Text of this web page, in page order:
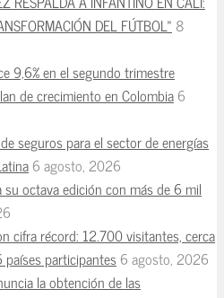
DEL FÚTBOL» 8
9,6% en el segundo trimestre
de crecimiento en Colombia6
seguros para el sector de energías
6 agosto, 2026
octava edición con más de 6 mil
cifra récord: 12.700 visitantes, cerca
participantes6 agosto, 2026
la obtención de las